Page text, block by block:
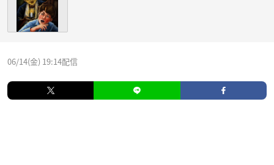
06/14(金) 19:14配信